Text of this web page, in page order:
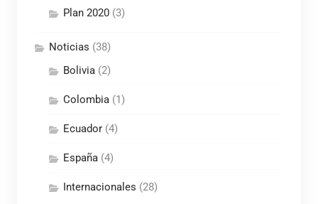
Plan 2020(3)
Noticias (38)
Bolivia(2)
Colombia(1)
Ecuador(4)
España(4)
Internacionales (28)